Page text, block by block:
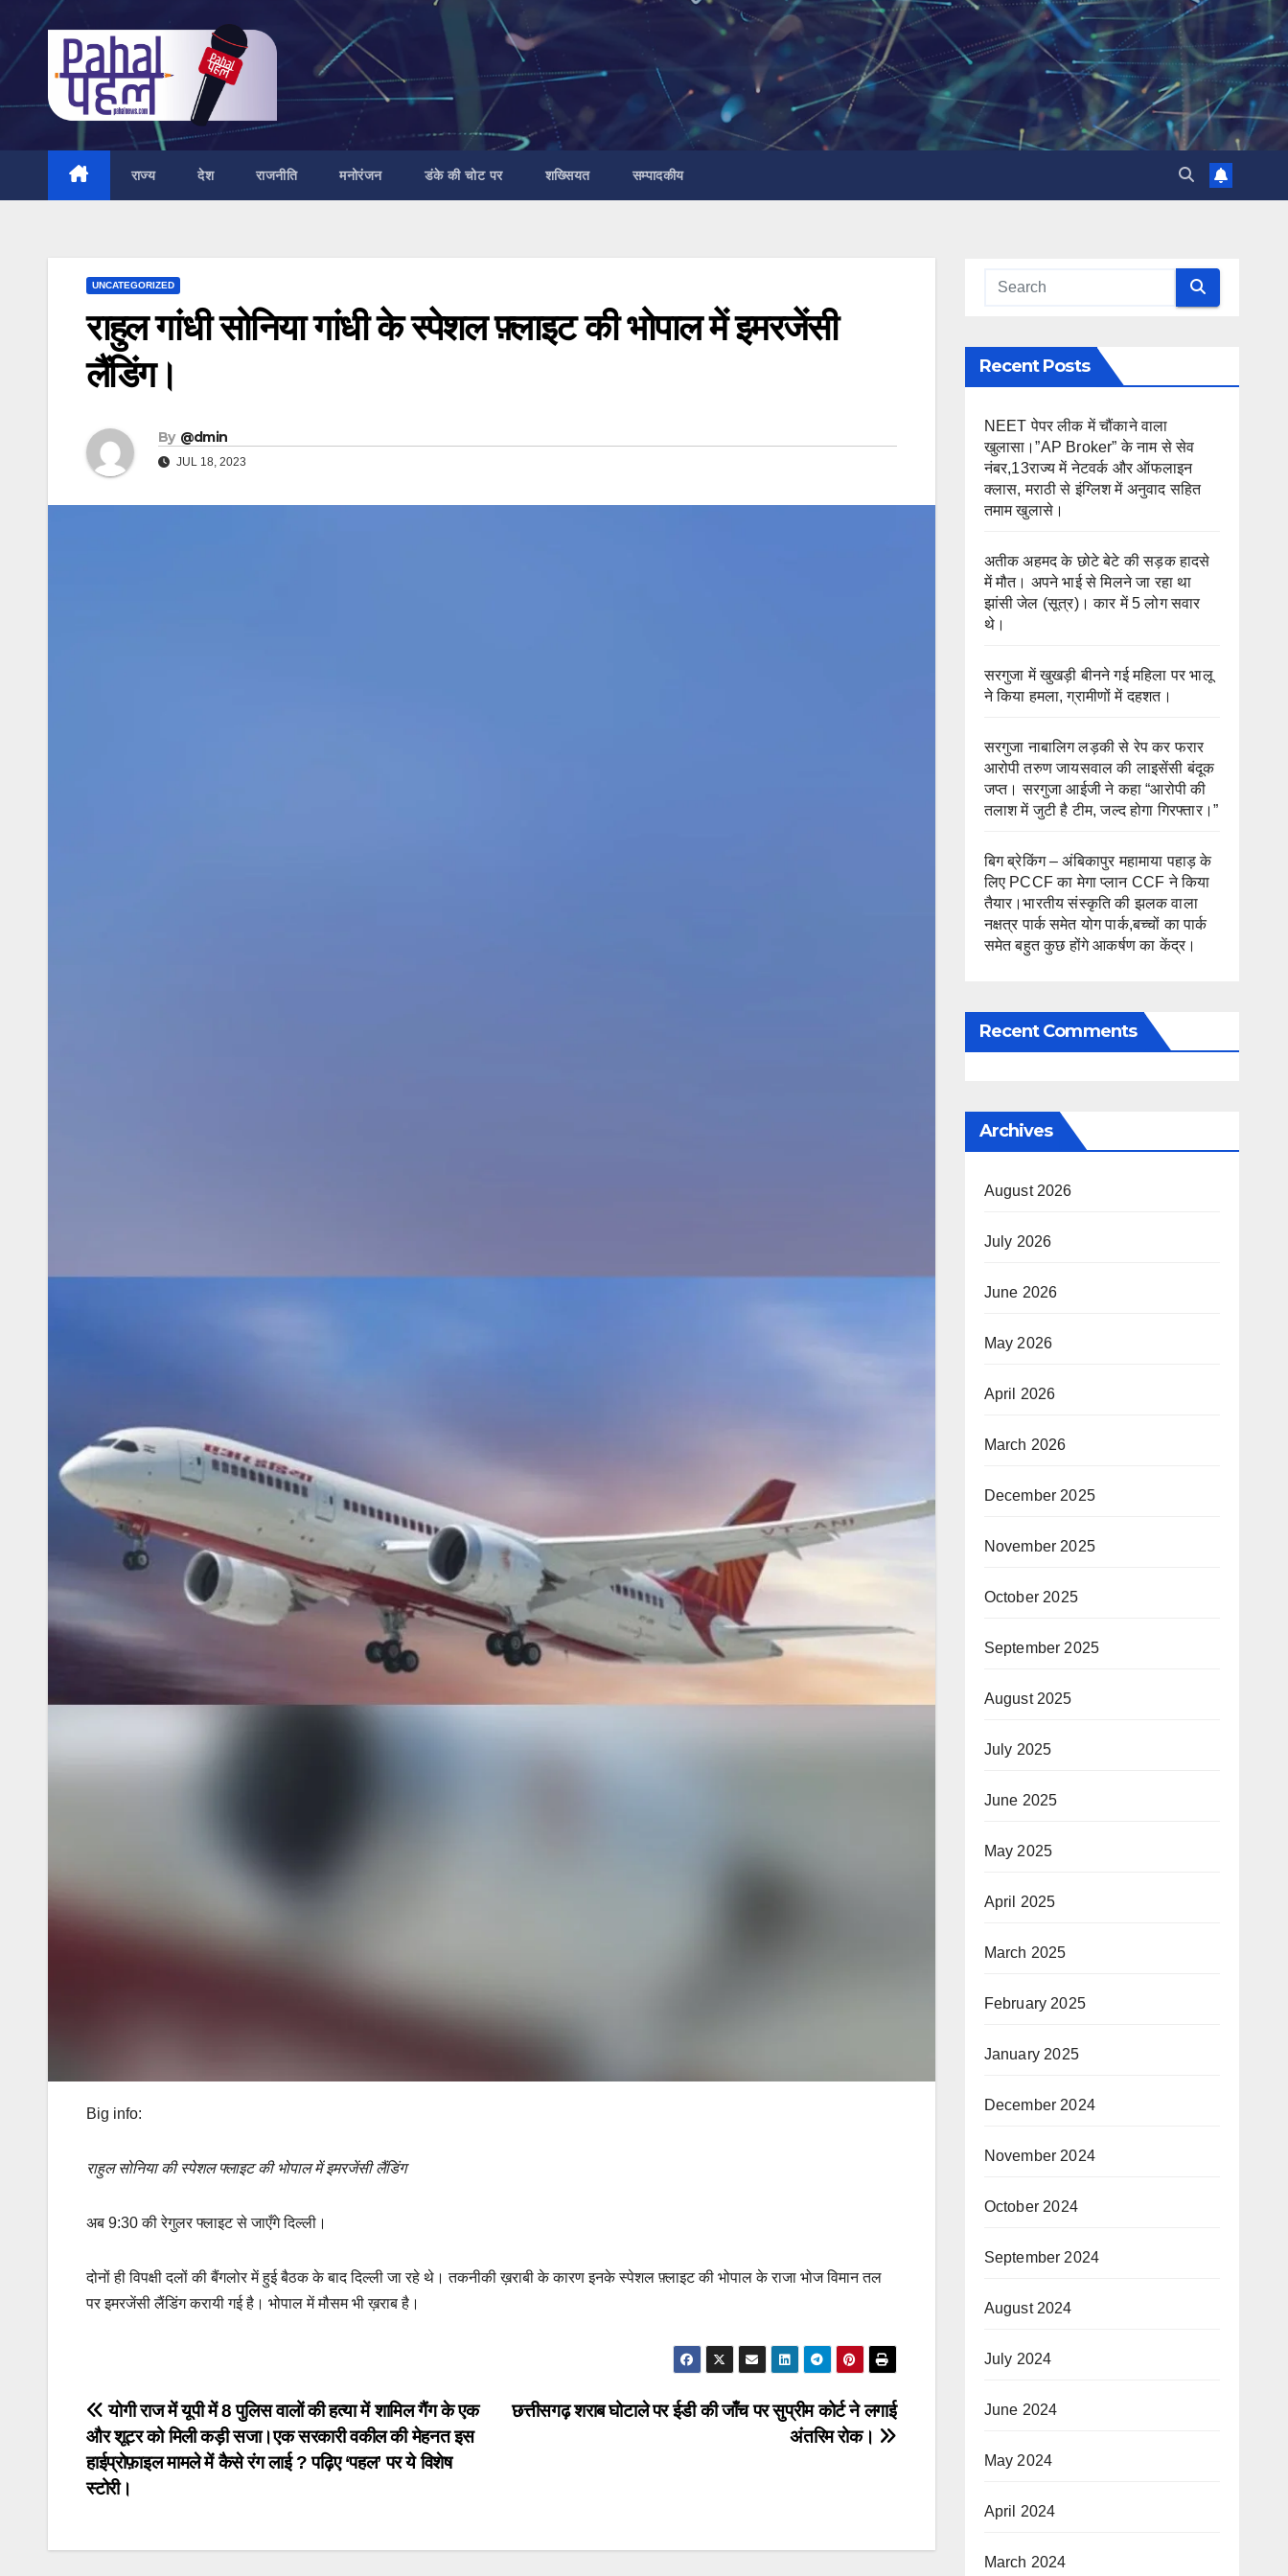
content
राज्य देश राजनीति मनोरंजन डंके की चोट पर शख्सियत सम्पादकीय
UNCATEGORIZED
राहुल गांधी सोनिया गांधी के स्पेशल फ़्लाइट की भोपाल में इमरजेंसी
लैंडिंग।
By @dmin
JUL 18, 2023
Big info:
राहुल सोनिया की स्पेशल फ्लाइट की भोपाल में इमरजेंसी लैंडिंग
अब 9:30 की रेगुलर फ्लाइट से जाएँगे दिल्ली।
दोनों ही विपक्षी दलों की बैंगलोर में हुई बैठक के बाद दिल्ली जा रहे थे। तकनीकी ख़राबी के कारण इनके स्पेशल फ़्लाइट की भोपाल के राजा भोज विमान तल
पर इमरजेंसी लैंडिंग करायी गई है। भोपाल में मौसम भी ख़राब है।
Post
navigation
छत्तीसगढ़ शराब घोटाले पर ईडी की जाँच पर सुप्रीम कोर्ट ने लगाई
अंतरिम रोक।
योगी राज में यूपी में 8 पुलिस वालों की हत्या में शामिल गैंग के एक
और शूटर को मिली कड़ी सजा।एक सरकारी वकील की मेहनत इस
हाईप्रोफ़ाइल मामले में कैसे रंग लाई ? पढ़िए ‘पहल’ पर ये विशेष
स्टोरी।
Recent Posts
NEET पेपर लीक में चौंकाने वाला
खुलासा।”AP Broker” के नाम से सेव
नंबर,13राज्य में नेटवर्क और ऑफलाइन
क्लास, मराठी से इंग्लिश में अनुवाद सहित
तमाम खुलासे।
अतीक अहमद के छोटे बेटे की सड़क हादसे
में मौत। अपने भाई से मिलने जा रहा था
झांसी जेल (सूत्र)। कार में 5 लोग सवार
थे।
सरगुजा में खुखड़ी बीनने गई महिला पर भालू
ने किया हमला, ग्रामीणों में दहशत।
सरगुजा नाबालिग लड़की से रेप कर फरार
आरोपी तरुण जायसवाल की लाइसेंसी बंदूक
जप्त। सरगुजा आईजी ने कहा “आरोपी की
तलाश में जुटी है टीम, जल्द होगा गिरफ्तार।”
बिग ब्रेकिंग – अंबिकापुर महामाया पहाड़ के
लिए PCCF का मेगा प्लान CCF ने किया
तैयार।भारतीय संस्कृति की झलक वाला
नक्षत्र पार्क समेत योग पार्क,बच्चों का पार्क
समेत बहुत कुछ होंगे आकर्षण का केंद्र।
Recent Comments
Archives
August 2026
July 2026
June 2026
May 2026
April 2026
March 2026
December 2025
November 2025
October 2025
September 2025
August 2025
July 2025
June 2025
May 2025
April 2025
March 2025
February 2025
January 2025
December 2024
November 2024
October 2024
September 2024
August 2024
July 2024
June 2024
May 2024
April 2024
March 2024